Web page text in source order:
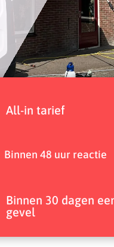
All-in tarief
Binnen 48 uur reactie
Binnen 30 dagen
gevel